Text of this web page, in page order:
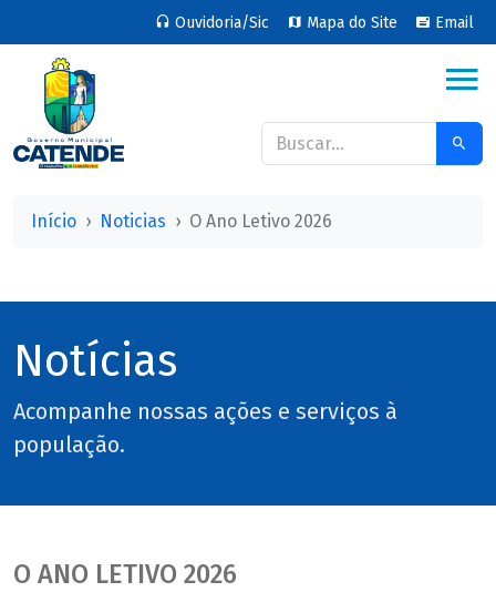
Ouvidoria/Sic Mapa do Site Email
Início Noticias O Ano Letivo 2026
Notícias
Acompanhe nossas ações e serviços à
população.
O ANO LETIVO 2026